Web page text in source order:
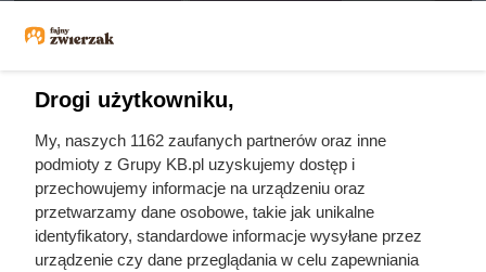
opuścić mieszkania. Właścicielka
zrobiła coś genialnego!
Drogi użytkowniku,
My, naszych 1162 zaufanych partnerów oraz inne
podmioty z Grupy KB.pl uzyskujemy dostęp i
przechowujemy informacje na urządzeniu oraz
przetwarzamy dane osobowe, takie jak unikalne
identyfikatory, standardowe informacje wysyłane przez
urządzenie czy dane przeglądania w celu zapewniania